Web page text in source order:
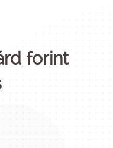
forint